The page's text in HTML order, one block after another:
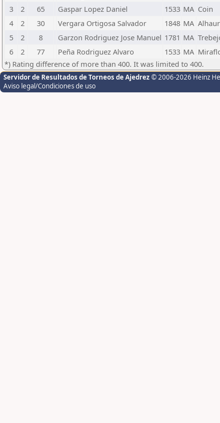
3
2 65 Gaspar Lopez Daniel 1533 MA Coin
4
2 30 Vergara Ortigosa Salvador 1848 MA
5
2 8 Garzon Rodriguez Jose Manuel 1781 MA
6
2 77 Peña Rodriguez Alvaro 1533 MA
*) Rating difference of more than 400. It was limited to 400.
Servidor de Resultados de Torneos de Ajedrez © 2006-2026 Heinz
Aviso legal/Condiciones de uso